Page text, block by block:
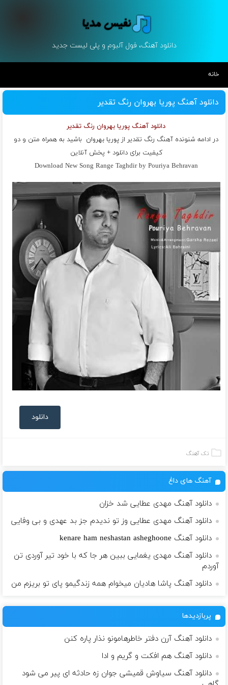
دانلود آهنگ، فول آلبوم و پلی لیست جدید
خانه
دانلود آهنگ پوریا بهروان رنگ تقدیر
دانلود آهنگ پوریا بهروان رنگ تقدیر
در ادامه شنونده آهنگ رنگ تقدیر از پوریا بهروان باشید به همراه متن و دو
کیفیت برای دانلود + پخش آنلاین
Download New Song Range Taghdir by Pouriya Behravan
دانلود
تک آهنگ
آهنگ های داغ
دانلود آهنگ مهدی عطایی شد خزان
دانلود آهنگ مهدی عطایی وز تو ندیدم جز بد عهدی و بی وفایی
دانلود آهنگ kenare ham neshastan asheghoone
دانلود آهنگ مهدی یغمایی ببین هر جا که با خود تیر آوردی تن
آوردم
دانلود آهنگ پاشا هادیان میخوام همه زندگیمو پای تو بریزم من
پربازدیدها
دانلود آهنگ آرن دفتر خاطرهامونو نذار پاره کنن
دانلود آهنگ هم افکت و گریم و ادا
دانلود آهنگ سیاوش قمیشی جوان زه حادثه ای پیر می شود